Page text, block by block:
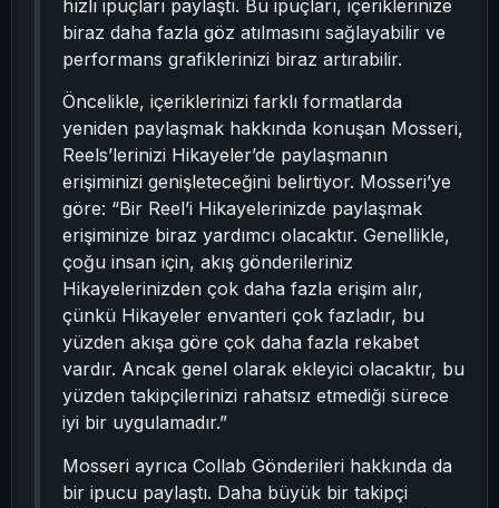
hızlı ipuçları paylaştı. Bu ipuçları, içeriklerinize
biraz daha fazla göz atılmasını sağlayabilir ve
performans grafiklerinizi biraz artırabilir.
Öncelikle, içeriklerinizi farklı formatlarda
yeniden paylaşmak hakkında konuşan Mosseri,
Reels’lerinizi Hikayeler’de paylaşmanın
erişiminizi genişleteceğini belirtiyor. Mosseri’ye
göre: “Bir Reel’i Hikayelerinizde paylaşmak
erişiminize biraz yardımcı olacaktır. Genellikle,
çoğu insan için, akış gönderileriniz
Hikayelerinizden çok daha fazla erişim alır,
çünkü Hikayeler envanteri çok fazladır, bu
yüzden akışa göre çok daha fazla rekabet
vardır. Ancak genel olarak ekleyici olacaktır, bu
yüzden takipçilerinizi rahatsız etmediği sürece
iyi bir uygulamadır.”
Mosseri ayrıca Collab Gönderileri hakkında da
bir ipucu paylaştı. Daha büyük bir takipçi